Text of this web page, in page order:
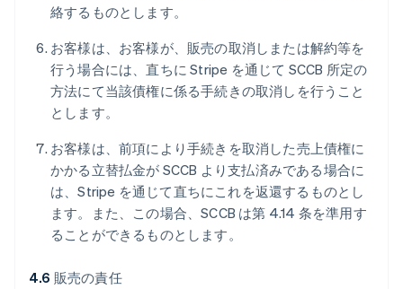
絡するものとします。
お客様は、お客様が、販売の取消しまたは解約等を
行う場合には、直ちに Stripe を通じて SCCB 所定の
方法にて当該債権に係る手続きの取消しを行うこと
とします。
お客様は、前項により手続きを取消した売上債権に
かかる立替払金が SCCB より支払済みである場合に
は、Stripe を通じて直ちにこれを返還するものとし
ます。また、この場合、SCCB は第 4.14 条を準用す
ることができるものとします。
4.6 販売の責任